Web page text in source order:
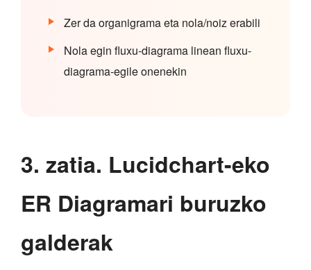
Zer da organigrama eta nola/noiz erabili
Nola egin fluxu-diagrama linean fluxu-
diagrama-egile onenekin
3. zatia. Lucidchart-eko
ER Diagramari buruzko
galderak